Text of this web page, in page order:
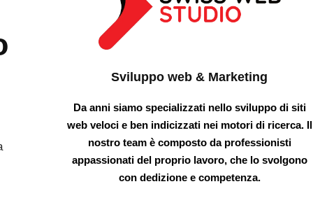
Sviluppo web & Marketing
Da anni siamo specializzati nello sviluppo di siti
web veloci e ben indicizzati nei motori di ricerca. Il
nostro team è composto da professionisti
appassionati del proprio lavoro, che lo svolgono
con dedizione e competenza.